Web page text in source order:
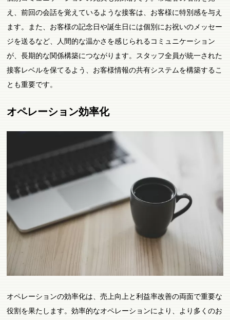
え、前回の会話を覚えているような接客は、お客様に特別感を与え
ます。また、お客様の記念日や誕生日には個別にお祝いのメッセー
ジを送るなど、人間的な温かさを感じられるコミュニケーション
が、長期的な関係構築につながります。スタッフ全員が統一された
接客レベルを保てるよう、お客様情報の共有システムを構築するこ
とも重要です。
オペレーション効率化
オペレーションの効率化は、売上向上と利益率改善の両面で重要な
役割を果たします。効率的なオペレーションにより、より多くのお